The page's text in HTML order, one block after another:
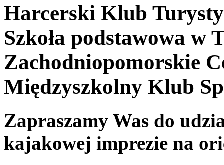
Harcerski Klub
Szkoła podstawowa w
Zachodniopomorskie
Międzyszkolny Klub
Zapraszamy Was do
kajakowej imprezie na